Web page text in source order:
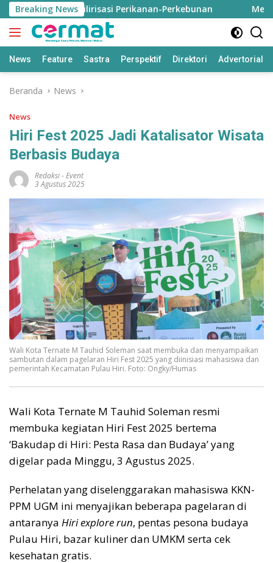
Langsung
ke
konten
Breaking News
Utara Hilirisasi Perikanan-Perkebunan Menguji
News Feature Sastra Perspektif Direktori Advertorial
Beranda News
News
Hiri Fest 2025 Jadi Katalisator Wisata
Berbasis Budaya
Redaksi-Event
3 Agustus 2025
Wali Kota Ternate M Tauhid Soleman saat membuka dan menyampaikan
sambutan dalam pagelaran Hiri Fest 2025 yang diinisiasi mahasiswa dan
pemerintah Kecamatan Pulau Hiri. Foto: Ongky/Humas
Wali Kota Ternate M Tauhid Soleman resmi
membuka kegiatan Hiri Fest 2025 bertema
‘Bakudap di Hiri: Pesta Rasa dan Budaya’ yang
digelar pada Minggu, 3 Agustus 2025.
Perhelatan yang diselenggarakan mahasiswa KKN-
PPM UGM ini menyajikan beberapa pagelaran di
antaranya Hiri explore run, pentas pesona budaya
Pulau Hiri, bazar kuliner dan UMKM serta cek
kesehatan gratis.